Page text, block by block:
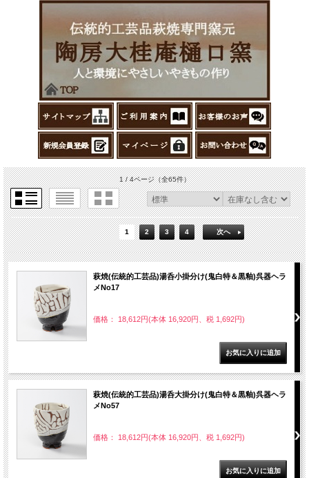
1 / 4ページ（全65件）
1 2 3 4 次へ
萩焼(伝統的工芸品)湯呑小掛分け(鬼白特＆黒釉)呉器ヘラ
メNo17
価格： 18,612円(本体 16,920円、税 1,692円)
萩焼(伝統的工芸品)湯呑大掛分け(鬼白特＆黒釉)呉器ヘラ
メNo57
価格： 18,612円(本体 16,920円、税 1,692円)